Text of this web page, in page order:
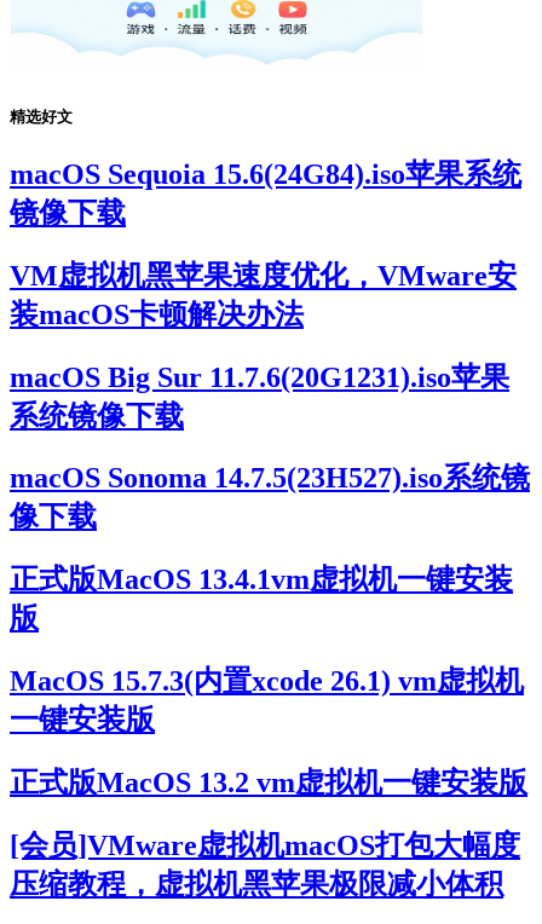
精选好文
macOS Sequoia 15.6(24G84).iso苹果系统
镜像下载
VM虚拟机黑苹果速度优化，VMware安
装macOS卡顿解决办法
macOS Big Sur 11.7.6(20G1231).iso苹果
系统镜像下载
macOS Sonoma 14.7.5(23H527).iso系统镜
像下载
正式版MacOS 13.4.1vm虚拟机一键安装
版
MacOS 15.7.3(内置xcode 26.1) vm虚拟机
一键安装版
正式版MacOS 13.2 vm虚拟机一键安装版
[会员]VMware虚拟机macOS打包大幅度
压缩教程，虚拟机黑苹果极限减小体积